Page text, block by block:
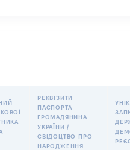
РЕКВІЗИТИ
ПАСПОРТА
ГРОМАДЯНИНА
УКРАЇНИ /
СВІДОЦТВО ПРО
НАРОДЖЕННЯ